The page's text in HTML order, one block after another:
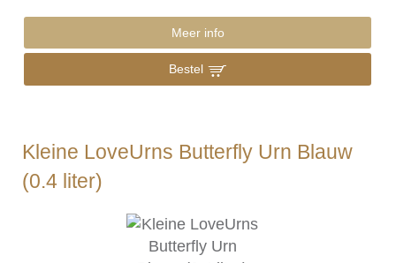
Meer info
Bestel
Kleine LoveUrns Butterfly Urn Blauw
(0.4 liter)